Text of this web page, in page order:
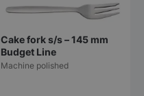
Cake fork s/s – 145 mm
Budget Line
Machine polished